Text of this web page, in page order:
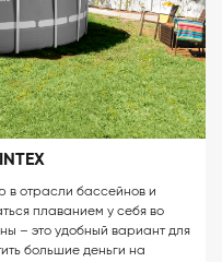
в отрасли бассейнов и
плаванием у себя во
– это удобный вариант для
большие деньги на